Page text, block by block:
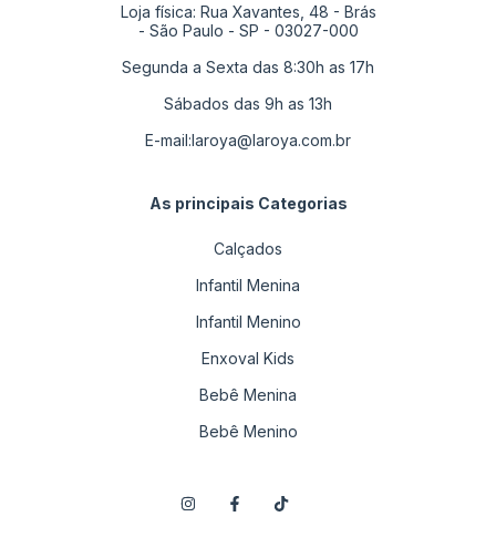
Loja física: Rua Xavantes, 48 - Brás
- São Paulo - SP - 03027-000
Segunda a Sexta das 8:30h as 17h
Sábados das 9h as 13h
E-mail:laroya@laroya.com.br
As principais Categorias
Calçados
Infantil Menina
Infantil Menino
Enxoval Kids
Bebê Menina
Bebê Menino